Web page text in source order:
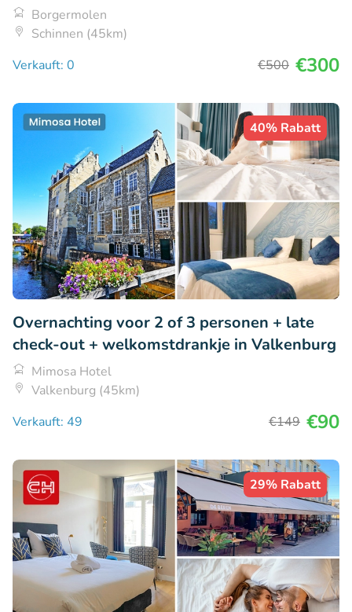
Borgermolen
Schinnen (45km)
Verkauft: 0
€500 €300
40% Rabatt
Overnachting voor 2 of 3 personen + late
check-out + welkomstdrankje in Valkenburg
Mimosa Hotel
Valkenburg (45km)
Verkauft: 49
€149 €90
29% Rabatt